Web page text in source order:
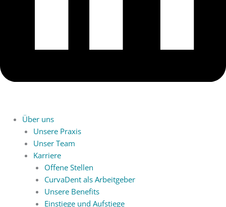
Über uns
Unsere Praxis
Unser Team
Karriere
Offene Stellen
CurvaDent als Arbeitgeber
Unsere Benefits
Einstiege und Aufstiege